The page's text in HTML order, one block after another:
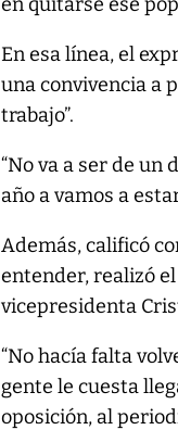
En esa línea, el
una convivencia a
trabajo”.
“No va a ser de un
año a vamos a
Además, calificó
entender, realizó
vicepresidenta
“No hacía falta
gente le cuesta
oposición, al